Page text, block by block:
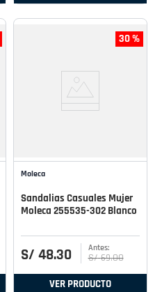
30 %
Moleca
Sandalias Casuales Mujer
Moleca 255535-302 Blanco
S/ 48.30 S/ 69.00
VER PRODUCTO